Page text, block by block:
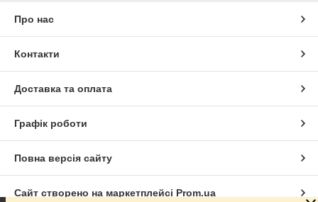
Про нас
Контакти
Доставка та оплата
Графік роботи
Повна версія сайту
Сайт створено на маркетплейсі Prom.ua